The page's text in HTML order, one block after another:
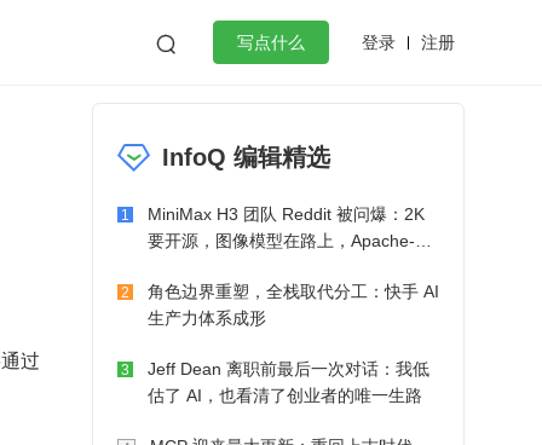
 写点什么 登录 注册
微服务架构 flutter
过
InfoQ 编辑精选
1
MiniMax H3 团队 Reddit 被问爆：2K
要开源，图像模型在路上，Apache-2.0
2
角色边界重塑，全栈取代分工：快手 AI
生产力体系成形
3
Jeff Dean 离职前最后一次对话：我低
估了 AI，也看清了创业者的唯一生路